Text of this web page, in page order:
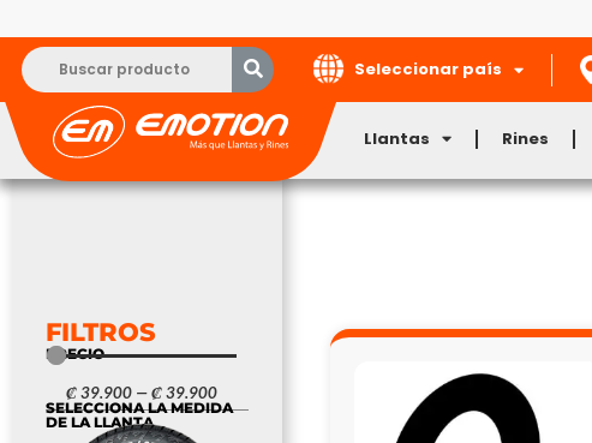
Seleccionar país
Llantas Rines
FILTROS
PRECIO
₡39.900 —₡39.900
SELECCIONA LA MEDIDA
DE LA LLANTA